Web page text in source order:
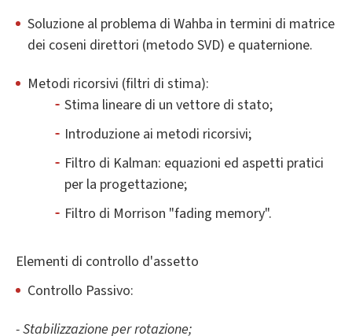
Soluzione al problema di Wahba in termini di matrice
dei coseni direttori (metodo SVD) e quaternione.
Metodi ricorsivi (filtri di stima):
Stima lineare di un vettore di stato;
Introduzione ai metodi ricorsivi;
Filtro di Kalman: equazioni ed aspetti pratici
per la progettazione;
Filtro di Morrison "fading memory".
Elementi di controllo d'assetto
Controllo Passivo:
- Stabilizzazione per rotazione;